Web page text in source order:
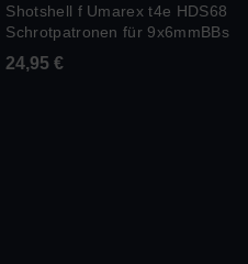
Shotshell f Umarex t4e HDS68
Schrotpatronen für 9x6mmBBs
24,95€